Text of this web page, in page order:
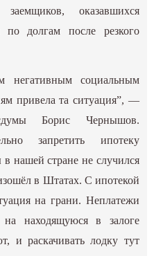
оказавшихся
по долгам после резкого
социальным
привела та ситуация”, —
Борис Чернышов.
запретить ипотеку
нашей стране не случился
в Штатах. С ипотекой
на грани. Неплатежи
находящуюся в залоге
и раскачивать лодку тут